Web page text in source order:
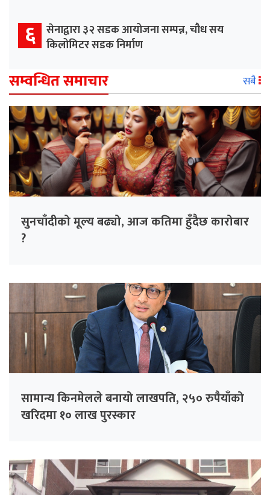
६ सेनाद्वारा ३२ सडक आयोजना सम्पन्न, चौध सय
किलोमिटर सडक निर्माण
सम्वन्धित समाचार सबै
सुनचाँदीको मूल्य बढ्यो, आज कतिमा हुँदैछ कारोबार
?
सामान्य किनमेलले बनायो लाखपति, २५० रुपैयाँको
खरिदमा १० लाख पुरस्कार